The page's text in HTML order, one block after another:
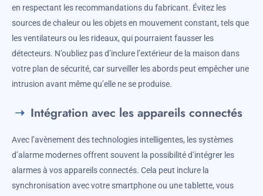
en respectant les recommandations du fabricant. Évitez les
sources de chaleur ou les objets en mouvement constant, tels que
les ventilateurs ou les rideaux, qui pourraient fausser les
détecteurs. N’oubliez pas d’inclure l’extérieur de la maison dans
votre plan de sécurité, car surveiller les abords peut empêcher une
intrusion avant même qu’elle ne se produise.
Intégration avec les appareils connectés
Avec l’avènement des technologies intelligentes, les systèmes
d’alarme modernes offrent souvent la possibilité d’intégrer les
alarmes à vos appareils connectés. Cela peut inclure la
synchronisation avec votre smartphone ou une tablette, vous